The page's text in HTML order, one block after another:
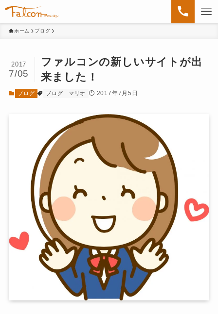
ホーム ブログ
ファルコンの新しいサイトが出
来ました！
2017
7/05
ブログ ブログ マリオ 2017年7月5日